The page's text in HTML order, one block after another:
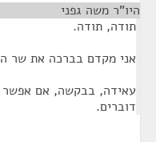
היו"ר משה גפני
תודה, תודה.
אני מקדם בברכה את שר
עאידה, בבקשה, אם
דוברים.